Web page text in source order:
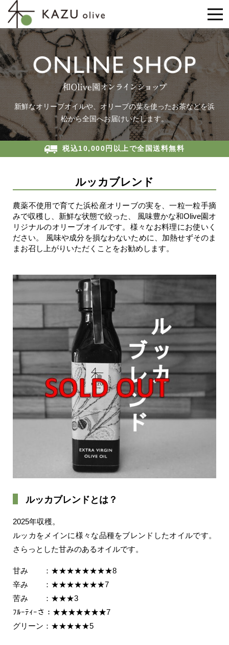
新鮮なオリーブオイルや、オリーブの葉を使ったお茶などを浜
松から全国へお届けいたします。
税込10,000円以上で全国送料無料
ルッカブレンド
農薬不使用で育てた浜松産オリーブの実を、一粒一粒手摘
みで収穫し、新鮮な状態で絞った、
風味豊かな和Olive園オ
リジナルのオリーブオイルです。様々なお料理にお使いく
ださい。
風味や成分を損なわないために、加熱せずそのま
まお召し上がりいただくことをお勧めします。
ルッカブレンドとは？
2025年収穫。
ルッカをメインに様々な品種をブレンドしたオイルです。
さらっとした甘みのあるオイルです。
甘み ：★★★★★★★★8
辛み ：★★★★★★★7
苦み ：★★★3
ﾌﾙｰﾃｨｰさ：★★★★★★★7
グリーン：★★★★★5